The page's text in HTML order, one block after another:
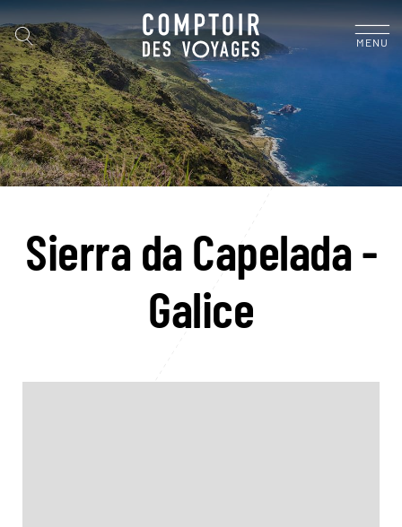
MENU
Sierra da Capelada -
Galice